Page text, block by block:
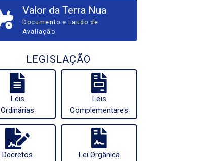
Valor da Terra Nua
Documento e Laudo de
Avaliação
LEGISLAÇÃO
Leis
Ordinárias
Leis
Complementares
Decretos
Lei Orgânica